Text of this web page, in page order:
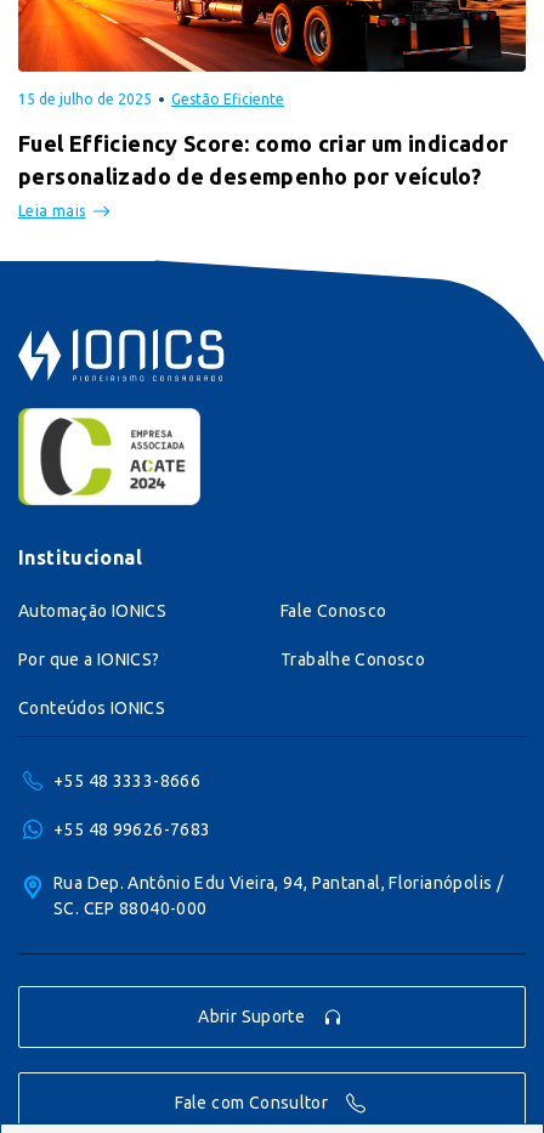
15 de julho de 2025 Gestão Eficiente
Fuel Efficiency Score: como criar um indicador
personalizado de desempenho por veículo?
Leia mais
Institucional
Automação IONICS
Por que a IONICS?
Conteúdos IONICS
Fale Conosco
Trabalhe Conosco
+55 48 3333-8666
+55 48 99626-7683
Rua Dep. Antônio Edu Vieira, 94, Pantanal, Florianópolis /
SC. CEP 88040-000
Abrir Suporte
Fale com Consultor